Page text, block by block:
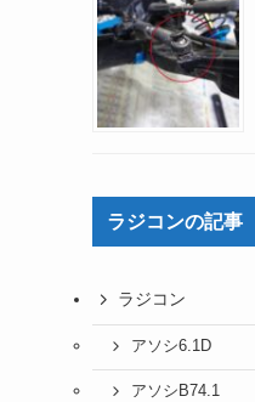
ラジコンの記事
ラジコン
アソシ6.1D
アソシB74.1